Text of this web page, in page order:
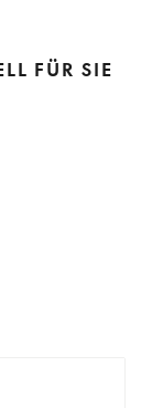
FÜR SIE